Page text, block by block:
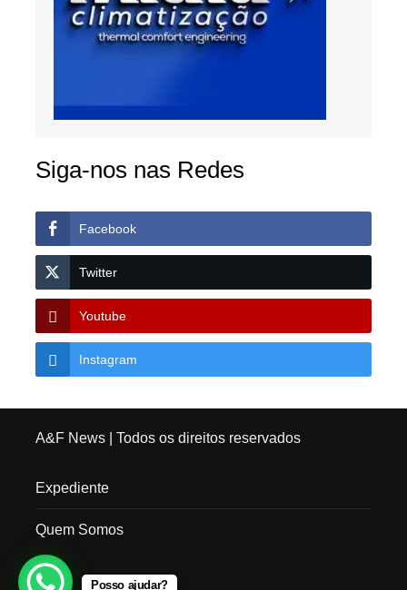
Siga-nos nas Redes
Facebook
Twitter
Youtube
Instagram
A&F News| Todos os direitos reservados
Expediente
Quem Somos
Posso ajudar?